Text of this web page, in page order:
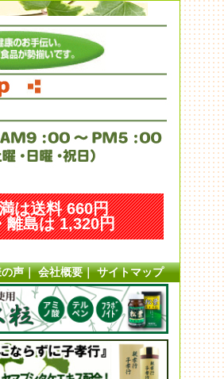
は送料 660円
島は 1,320円
声｜会社概要｜サイトマップ